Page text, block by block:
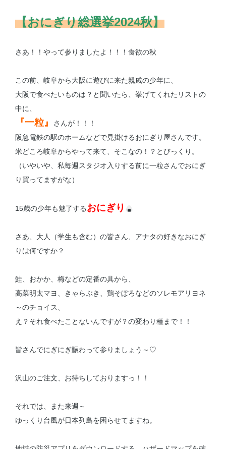
【おにぎり総選挙2024秋】
さあ！！やって参りましたよ！！！食欲の秋
この前、岐阜から大阪に遊びに来た親戚の少年に、
大阪で食べたいものは？と聞いたら、挙げてくれたリストの
中に、
『一粒』
さんが！！！
阪急電鉄の駅のホームなどで見掛けるおにぎり屋さんです。
米どころ岐阜からやって来て、そこなの！？とびっくり。
（いやいや、私毎週スタジオ入りする前に一粒さんでおにぎ
り買ってますがな）
15歳の少年も魅了するおにぎり
さあ、大人（学生も含む）の皆さん、アナタの好きなおにぎ
りは何ですか？
鮭、おかか、梅などの定番の具から、
高菜明太マヨ、きゃらぶき、鶏そぼろなどのソレモアリヨネ
～のチョイス、
え？それ食べたことないんですが？の変わり種まで！！
皆さんでにぎにぎ賑わって参りましょう～♡
沢山のご注文、お待ちしておりますっ！！
それでは、また来週～
ゆっくり台風が日本列島を困らせてますね。